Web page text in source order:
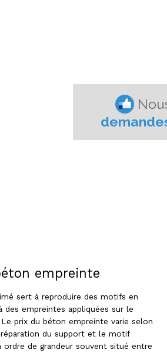
empreinte
sert à reproduire des motifs en
des empreintes appliquées sur le
prix du béton empreinte varie selon
du support et le motif
ordre de grandeur souvent situé entre